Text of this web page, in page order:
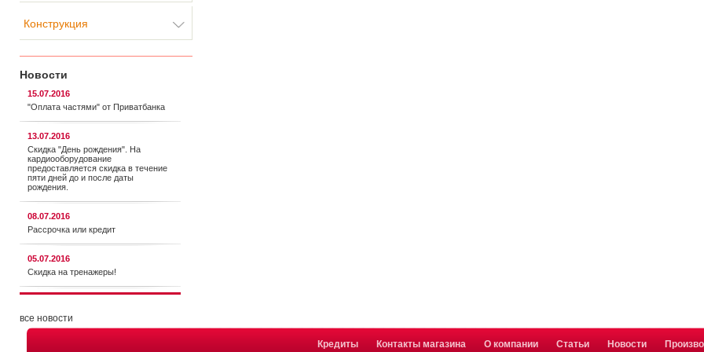
Конструкция
Новости
15.07.2016
"Оплата частями" от Приватбанка
13.07.2016
Скидка "День рождения". На
кардиооборудование
предоставляется cкидка в течение
пяти дней до и после даты
рождения.
08.07.2016
Рассрочка или кредит
05.07.2016
Скидка на тренажеры!
все новости
Кредиты Контакты магазина О компании Статьи Новости